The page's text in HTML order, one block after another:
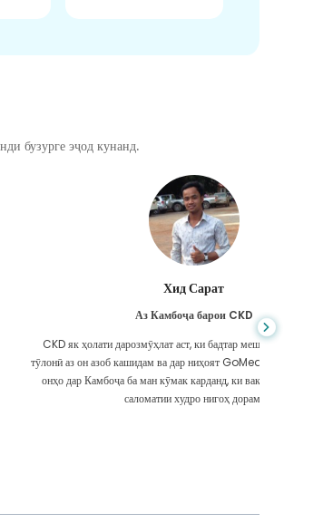
бузурге эҷод кунанд.
Аз Камбоҷа барои CKD
аст, ки бадтар мешавад. Ман муддати
ва дар ниҳоят GoMedii ва яке аз шарикони
ба ман кӯмак карданд, ки вақти он расидааст, ки
саломатии худро нигоҳ дорам.